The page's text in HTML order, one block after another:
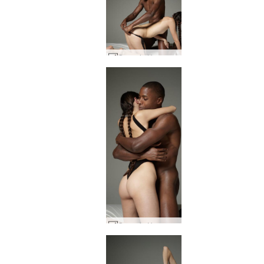
Goron ja Heran seksuaalinen vetovoima #33
Goron ja Heran seksuaalinen vetovoima #5